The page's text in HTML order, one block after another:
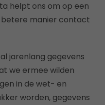
helpt ons om op een
betere manier contact
jarenlang gegevens
we ermee wilden
in de wet- en
worden, gegevens